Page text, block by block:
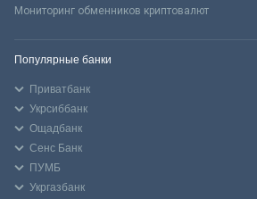
Мониторинг обменников криптовалют
Популярные банки
Приватбанк
Укрсиббанк
Ощадбанк
Сенс Банк
ПУМБ
Укргазбанк